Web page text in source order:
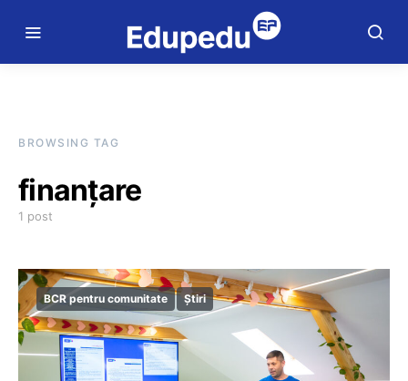
BROWSING TAG
finanțare
1 post
BCR pentru comunitate Știri